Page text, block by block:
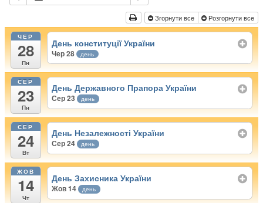
Згорнути все Розгорнути все
ЧЕР
28
Пн
День конституції України
Чер 28 день
СЕР
23
Пн
День Державного Прапора України
Сер 23 день
СЕР
24
Вт
День Незалежності України
Сер 24 день
ЖОВ
14
Чт
День Захисника України
Жов 14 день